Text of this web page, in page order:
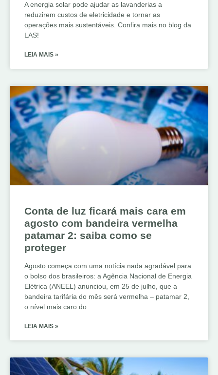
A energia solar pode ajudar as lavanderias a
reduzirem custos de eletricidade e tornar as
operações mais sustentáveis. Confira mais no blog da
LAS!
LEIA MAIS »
Conta de luz ficará mais cara em
agosto com bandeira vermelha
patamar 2: saiba como se
proteger
Agosto começa com uma notícia nada agradável para
o bolso dos brasileiros: a Agência Nacional de Energia
Elétrica (ANEEL) anunciou, em 25 de julho, que a
bandeira tarifária do mês será vermelha – patamar 2,
o nível mais caro do
LEIA MAIS »